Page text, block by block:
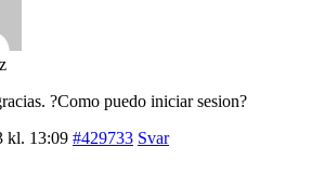
?Como puedo iniciar sesion?
kl. 13:09 #429733 Svar